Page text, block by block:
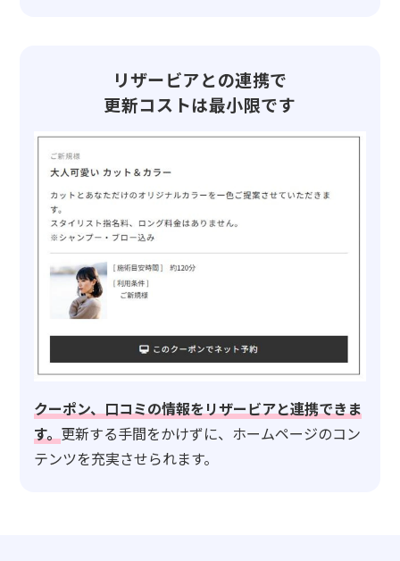
リザービアとの連携で
更新コストは最小限です
クーポン、口コミの情報をリザービアと連携できま
す。 更新する手間をかけずに、ホームページのコン
テンツを充実させられます。